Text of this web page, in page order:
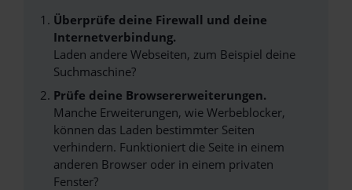
Überprüfe deine Firewall und deine
Internetverbindung.
Laden andere Webseiten, zum Beispiel deine
Suchmaschine?
Prüfe deine Browsererweiterungen.
Manche Erweiterungen, wie Werbeblocker,
können das Laden bestimmter Seiten
verhindern. Funktioniert die Seite in einem
anderen Browser oder in einem privaten
Fenster?